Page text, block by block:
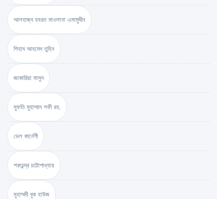
আলহাজ্ব হযরত মাওলানা এমামুদ্দীন
শিহাব আহমেদ তুহিন
জাকারিয়া মাসুদ
মুফতি মুহাম্মাদ শফী রহ.
ডেল কার্নেগী
শরৎচন্দ্র চট্টোপাধ্যায়
মুহাম্মদী বুক হাউজ